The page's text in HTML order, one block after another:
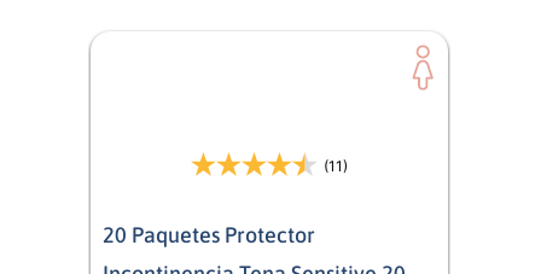
(11)
20 Paquetes Protector